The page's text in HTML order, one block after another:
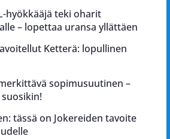
hyökkääjä teki oharit
– lopettaa uransa yllättäen
Ketterä: lopullinen
sopimusuutinen –
tässä on Jokereiden tavoite